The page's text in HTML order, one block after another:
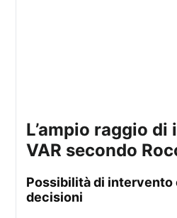
l’ampio raggio di intervento del
VAR secondo
possibilità di intervento e affidabilità delle
decisioni